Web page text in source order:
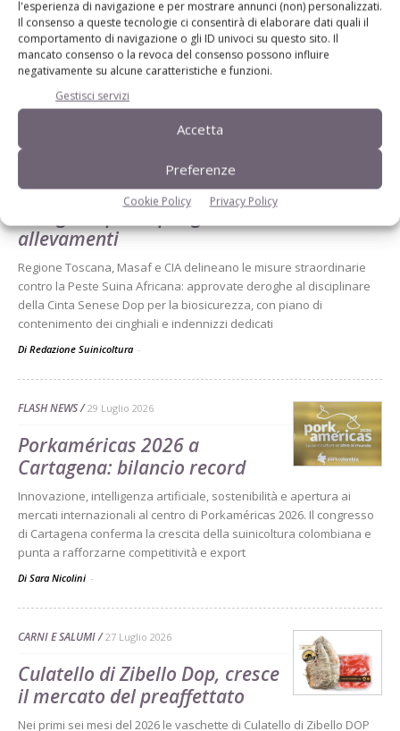
l'esperienza di navigazione e per mostrare annunci (non) personalizzati.
Il consenso a queste tecnologie ci consentirà di elaborare dati quali il
comportamento di navigazione o gli ID univoci su questo sito. Il
mancato consenso o la revoca del consenso possono influire
negativamente su alcune caratteristiche e funzioni.
Gestisci servizi
Accetta
Preferenze
Cookie Policy Privacy Policy
Dalla stessa categoria
IN PRIMO PIANO
Psa, Toscana accelera:
deroghe e piano per gli
allevamenti
Regione Toscana, Masaf e CIA delineano le misure straordinarie
contro la Peste Suina Africana: approvate deroghe al disciplinare
della Cinta Senese Dop per la biosicurezza, con piano di
contenimento dei cinghiali e indennizzi dedicati
Di Redazione Suinicoltura -
FLASH NEWS 29 Luglio 2026
Porkaméricas 2026 a
Cartagena: bilancio record
Innovazione, intelligenza artificiale, sostenibilità e apertura ai
mercati internazionali al centro di Porkaméricas 2026. Il congresso
di Cartagena conferma la crescita della suinicoltura colombiana e
punta a rafforzarne competitività e export
Di Sara Nicolini -
CARNI E SALUMI 27 Luglio 2026
Culatello di Zibello Dop, cresce
il mercato del preaffettato
Nei primi sei mesi del 2026 le vaschette di Culatello di Zibello DOP